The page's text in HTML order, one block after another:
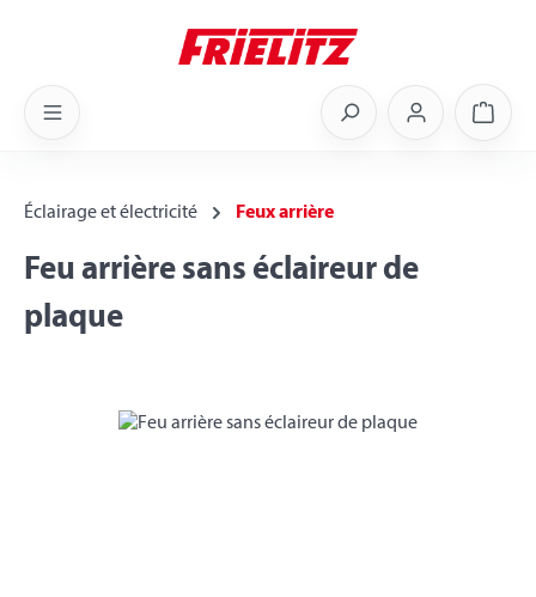
Éclairage et électricité Feux arrière
Feu arrière sans éclaireur de
plaque
Skip image gallery